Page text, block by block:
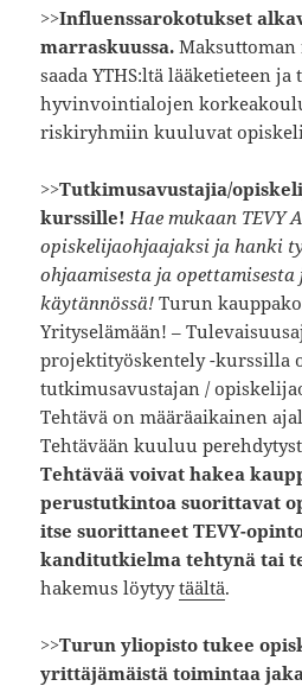
>>Influenssarokotukset
marraskuussa.
saada YTHS:ltä lääketieteen ja
hyvinvointialojen
riskiryhmiin kuuluvat
>>Tutkimusavustajia/
kurssille! Hae mukaan TEVY
opiskelijaohjaajaksi ja hanki
ohjaamisesta ja
käytännössä! Turun
Yrityselämään! –
projektityöskentely -kurssilla
tutkimusavustajan /
Tehtävä on määräaikainen
Tehtävään kuuluu
Tehtävää voivat hakea
perustutkintoa suorittavat
itse suorittaneet TEVY-
kanditutkielma tehtynä tai
hakemus löytyytäältä.
>>Turun yliopisto tukee
yrittäjämäistä toimintaa